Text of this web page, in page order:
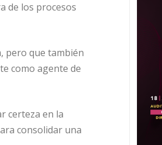
de los procesos
pero que también
como agente de
certeza en la
consolidar una